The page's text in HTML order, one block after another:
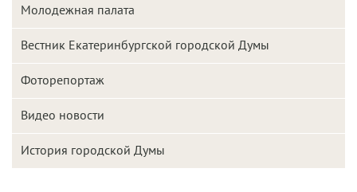
Молодежная палата
Вестник Екатеринбургской городской Думы
Фоторепортаж
Видео новости
История городской Думы